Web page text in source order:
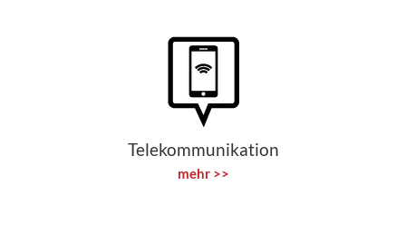
Telekommunikation
mehr >>